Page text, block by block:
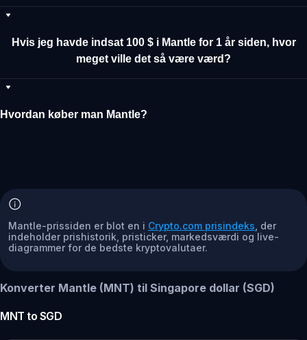
Hvis jeg havde indsat 100 $ i Mantle for 1 år siden, hvor
meget ville det så være værd?
Hvordan køber man Mantle?
Mantle-prissiden er blot en i Crypto.com prisindeks , der
indeholder prishistorik, pristicker, markedsværdi og live-
diagrammer for de bedste kryptovalutaer.
Konverter Mantle (MNT) til Singapore dollar (SGD)
MNT to SGD